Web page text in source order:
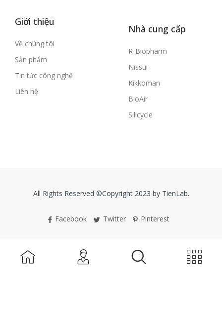
Giới thiệu
Về chúng tôi
Sản phẩm
Tin tức công nghệ
Liên hệ
Nhà cung cấp
R-Biopharm
Nissui
Kikkoman
BioAir
Silicycle
All Rights Reserved ©Copyright 2023 by TienLab.
Facebook Twitter Pinterest